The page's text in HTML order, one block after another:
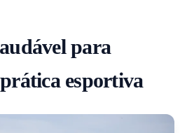
para
esportiva